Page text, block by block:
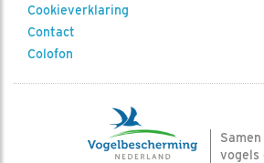
Cookieverklaring
Contact
Colofon
vogels